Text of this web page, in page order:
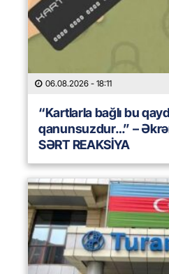
06.08.2026 - 18:11
“Kartlarla bağlı bu
qanunsuzdur…” –
SƏRT REAKSİYA